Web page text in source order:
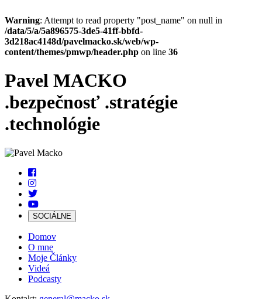
Warning: Attempt to read property "post_name" on null in
/data/5/a/5a896575-3de5-41ff-bbfd-
3d218ac4148d/pavelmacko.sk/web/wp-
content/themes/pmwp/header.php on line 36
Pavel MACKO
.bezpečnosť .stratégie
.technológie
SOCIÁLNE
Domov
O mne
Moje Články
Videá
Podcasty